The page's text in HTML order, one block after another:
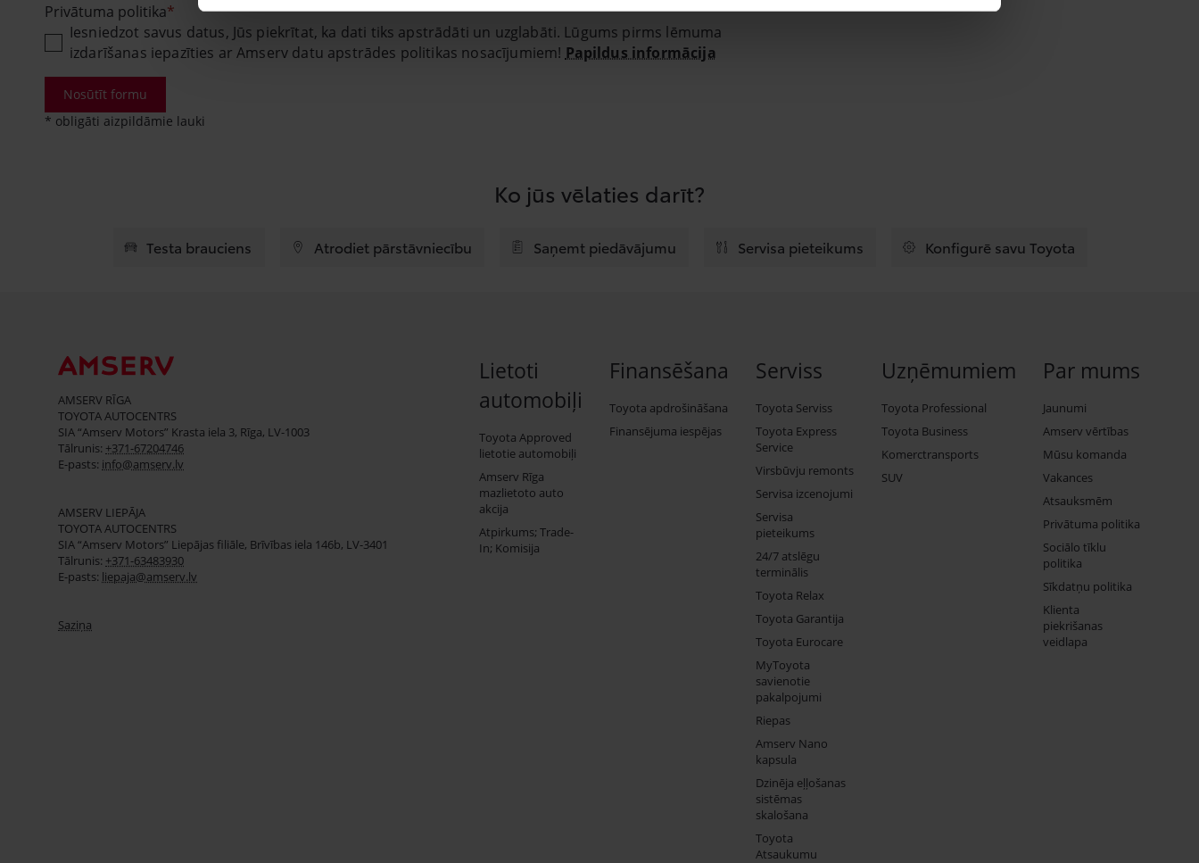
Privātuma politika
Iesniedzot savus datus, Jūs piekrītat, ka dati tiks apstrādāti un uzglabāti. Lūgums pirms lēmuma
izdarīšanas iepazīties ar Amserv datu apstrādes politikas nosacījumiem! Papildus informācija
Nosūtīt formu
* obligāti aizpildāmie lauki
Ko jūs vēlaties darīt?
Testa brauciens Atrodiet pārstāvniecību Saņemt piedāvājumu Servisa pieteikums Konfigurē savu Toyota
AMSERV RĪGA
TOYOTA AUTOCENTRS
SIA “Amserv Motors” Krasta iela 3, Rīga, LV-1003
Tālrunis: +371-67204746
E-pasts: info@amserv.lv
AMSERV LIEPĀJA
TOYOTA AUTOCENTRS
SIA “Amserv Motors” Liepājas filiāle, Brīvības iela 146b, LV-3401
Tālrunis: +371-63483930
E-pasts: liepaja@amserv.lv
Saziņa
Lietoti
automobiļi
Toyota Approved
lietotie automobiļi
Amserv Rīga
mazlietoto auto
akcija
Atpirkums; Trade-
In; Komisija
Finansēšana
Toyota apdrošināšana
Finansējuma iespējas
Serviss
Toyota Serviss
Toyota Express
Service
Virsbūvju remonts
Servisa izcenojumi
Servisa
pieteikums
24/7 atslēgu
terminālis
Toyota Relax
Toyota Garantija
Toyota Eurocare
MyToyota
savienotie
pakalpojumi
Riepas
Amserv Nano
kapsula
Dzinēja eļļošanas
sistēmas
skalošana
Toyota
Atsaukumu
Uzņēmumiem
Toyota Professional
Toyota Business
Komerctransports
SUV
Par mums
Jaunumi
Amserv vērtības
Mūsu komanda
Vakances
Atsauksmēm
Privātuma politika
Sociālo tīklu
politika
Sīkdatņu politika
Klienta
piekrišanas
veidlapa